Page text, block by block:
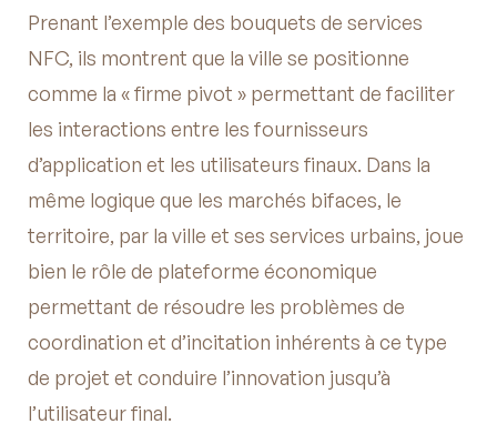
Prenant l’exemple des bouquets de services
NFC, ils montrent que la ville se positionne
comme la « firme pivot » permettant de faciliter
les interactions entre les fournisseurs
d’application et les utilisateurs finaux. Dans la
même logique que les marchés bifaces, le
territoire, par la ville et ses services urbains, joue
bien le rôle de plateforme économique
permettant de résoudre les problèmes de
coordination et d’incitation inhérents à ce type
de projet et conduire l’innovation jusqu’à
l’utilisateur final.